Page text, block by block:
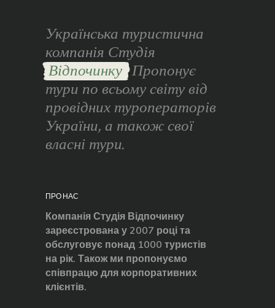
Українська туристична
компанія Студія
Відпочинку Пропонує
тури по всьому світу від
провідних туроператорів
України, а також свої
власні тури.
ПРО НАС
Компанія Студія Відпочинку
зареєстрована у 2007 році та
обслуговує понад 1000 туристів
на рік. Також ми пропонуємо
співпрацю для корпоративних
клієнтів.